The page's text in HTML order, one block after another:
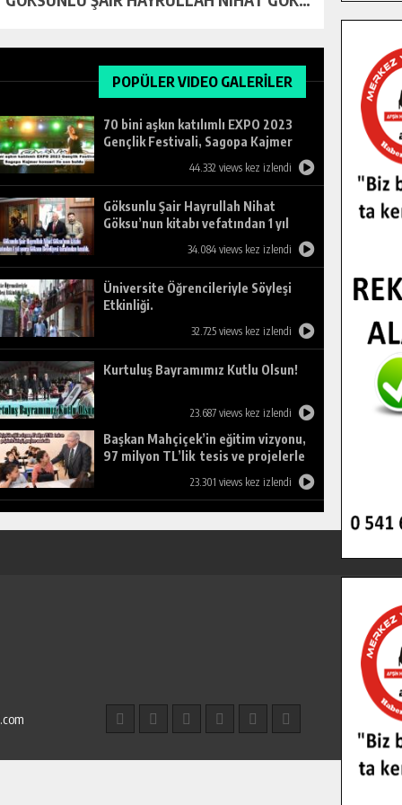
POPÜLER VIDEO GALERİLER
70 bini aşkın katılımlı EXPO 2023
Gençlik Festivali, Sagopa Kajmer
44.332 views kez izlendi
Göksunlu Şair Hayrullah Nihat
Göksu’nun kitabı vefatından 1 yıl
sonra Göksun Belediyesi tarafından
34.084 views kez izlendi
Üniversite Öğrencileriyle Söyleşi
Etkinliği.
32.725 views kez izlendi
Kurtuluş Bayramımız Kutlu Olsun!
23.687 views kez izlendi
Başkan Mahçiçek’in eğitim vizyonu,
97 milyon TL’lik tesis ve projelerle
23.301 views kez izlendi